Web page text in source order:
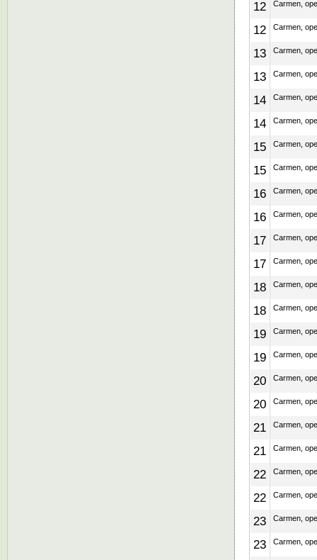
12 Carmen,
12 Carmen,
13 Carmen,
13 Carmen,
14 Carmen,
14 Carmen,
15 Carmen,
15 Carmen,
16 Carmen,
16 Carmen,
17 Carmen,
17 Carmen,
18 Carmen,
18 Carmen,
19 Carmen,
19 Carmen,
20 Carmen,
20 Carmen,
21 Carmen,
21 Carmen,
22 Carmen,
22 Carmen,
23 Carmen,
23 Carmen,